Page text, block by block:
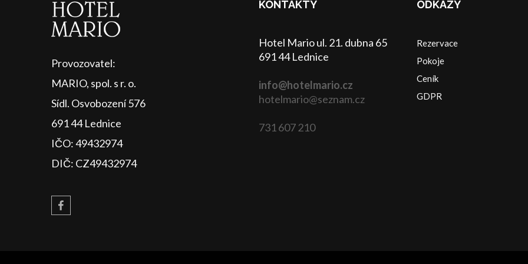
Provozovatel:
MARIO, spol. s r. o.
Sídl. Osvobození 576
691 44 Lednice
IČO: 49432974
DIČ: CZ49432974
KONTAKTY
Hotel Mario ul. 21. dubna 65
691 44 Lednice
info@hotelmario.cz
hotelmario@seznam.cz
731 607 210
ODKAZY
Rezervace
Pokoje
Ceník
GDPR